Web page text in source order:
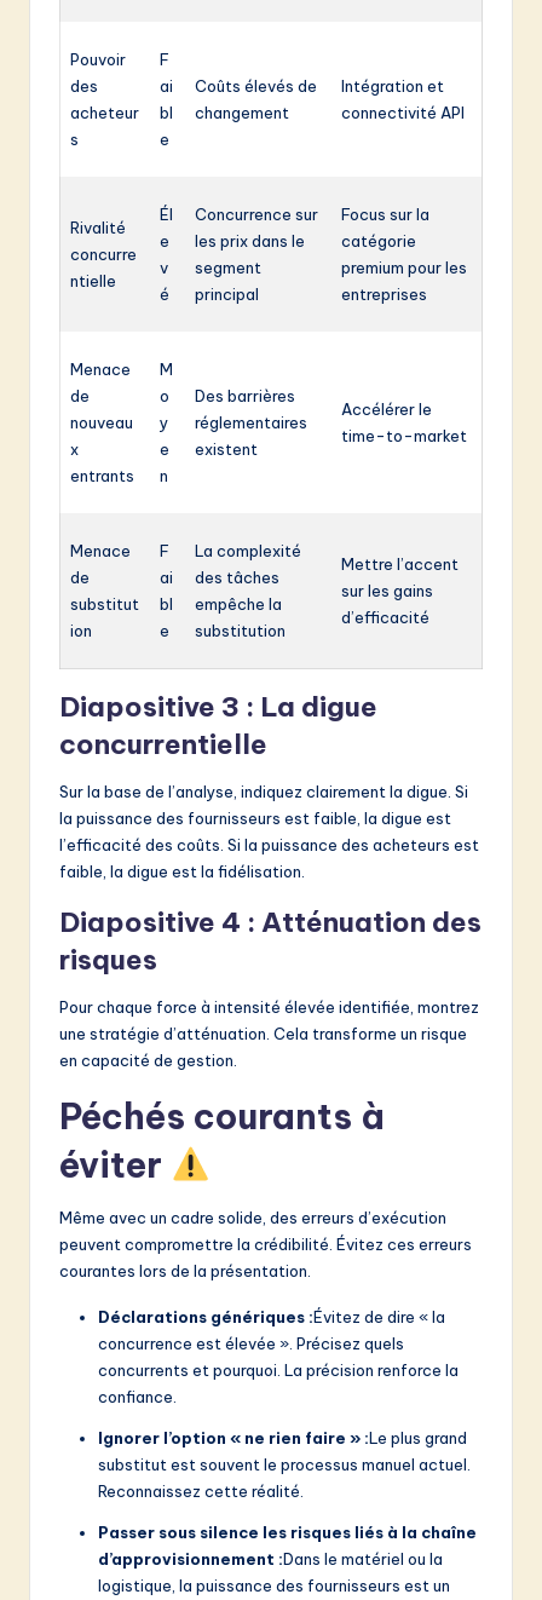
Pouvoir
des
acheteur
s
F
ai
bl
e
Coûts élevés de
changement
Intégration et
connectivité API
Rivalité
concurre
ntielle
Él
e
v
é
Concurrence sur
les prix dans le
segment
principal
Focus sur la
catégorie
premium pour les
entreprises
Menace
de
nouveau
x
entrants
M
o
y
e
n
Des barrières
réglementaires
existent
Accélérer le
time-to-market
Menace
de
substitut
ion
F
ai
bl
e
La complexité
des tâches
empêche la
substitution
Mettre l’accent
sur les gains
d’efficacité
Diapositive 3 : La digue
concurrentielle
Sur la base de l’analyse, indiquez clairement la digue. Si
la puissance des fournisseurs est faible, la digue est
l’efficacité des coûts. Si la puissance des acheteurs est
faible, la digue est la fidélisation.
Diapositive 4 : Atténuation des
risques
Pour chaque force à intensité élevée identifiée, montrez
une stratégie d’atténuation. Cela transforme un risque
en capacité de gestion.
Péchés courants à
éviter
Même avec un cadre solide, des erreurs d’exécution
peuvent compromettre la crédibilité. Évitez ces erreurs
courantes lors de la présentation.
Déclarations génériques :Évitez de dire « la
concurrence est élevée ». Précisez quels
concurrents et pourquoi. La précision renforce la
confiance.
Ignorer l’option « ne rien faire » :Le plus grand
substitut est souvent le processus manuel actuel.
Reconnaissez cette réalité.
Passer sous silence les risques liés à la chaîne
d’approvisionnement :Dans le matériel ou la
logistique, la puissance des fournisseurs est un